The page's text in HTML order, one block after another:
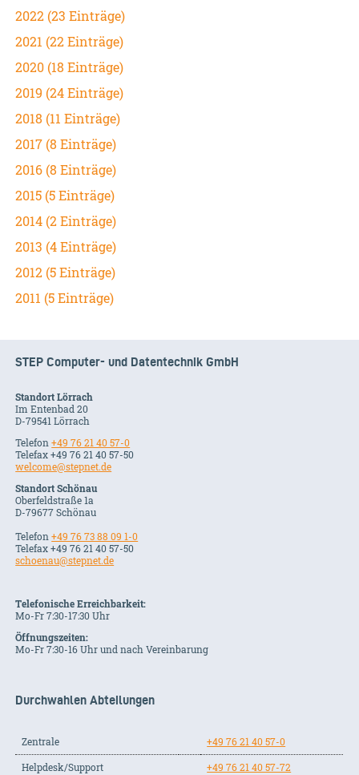
2022 (23 Einträge)
2021 (22 Einträge)
2020 (18 Einträge)
2019 (24 Einträge)
2018 (11 Einträge)
2017 (8 Einträge)
2016 (8 Einträge)
2015 (5 Einträge)
2014 (2 Einträge)
2013 (4 Einträge)
2012 (5 Einträge)
2011 (5 Einträge)
STEP Computer- und Datentechnik GmbH
Standort Lörrach
Im Entenbad 20
D-79541 Lörrach
Telefon+49 76 21 40 57-0
Telefax +49 76 21 40 57-50
welcome@stepnet.de
Standort Schönau
Oberfeldstraße 1a
D-79677 Schönau
Telefon+49 76 73 88 09 1-0
Telefax +49 76 21 40 57-50
schoenau@stepnet.de
Telefonische Erreichbarkeit:
Mo-Fr 7:30-17:30 Uhr
Öffnungszeiten:
Mo-Fr 7:30-16 Uhr und nach Vereinbarung
Durchwahlen Abteilungen
Zentrale
+49 76 21 40 57-0
Helpdesk/Support
+49 76 21 40 57-72